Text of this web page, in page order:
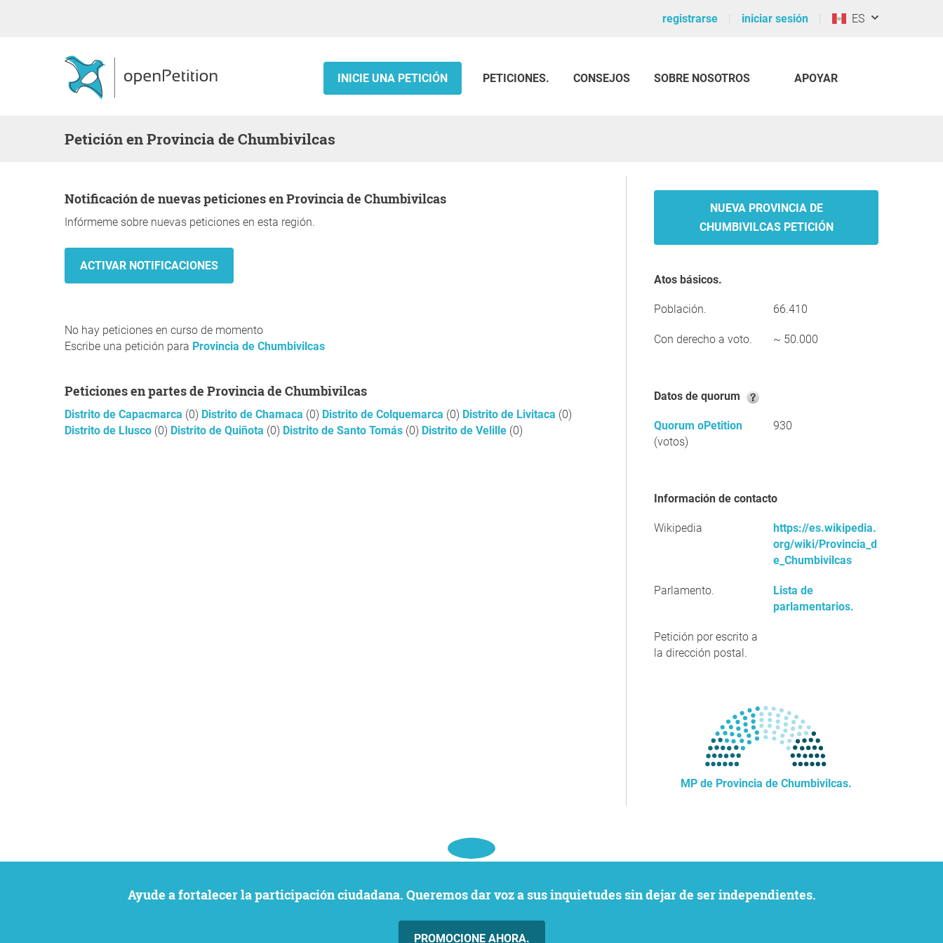
registrarse iniciar sesión ES
INICIE UNA PETICIÓN PETICIONES. CONSEJOS SOBRE NOSOTROS APOYAR
Petición en Provincia de Chumbivilcas
Notificación de nuevas peticiones en Provincia de Chumbivilcas
Infórmeme sobre nuevas peticiones en esta región.
No hay peticiones en curso de momento
Escribe una petición para Provincia de Chumbivilcas
Peticiones en partes de Provincia de Chumbivilcas
Distrito de Capacmarca (0) Distrito de Chamaca (0) Distrito de Colquemarca (0) Distrito de Livitaca (0)
Distrito de Llusco (0) Distrito de Quiñota (0) Distrito de Santo Tomás (0) Distrito de Velille (0)
NUEVA PROVINCIA DE
CHUMBIVILCAS PETICIÓN
Atos básicos.
Población. 66.410
Con derecho a voto. ~ 50.000
Datos de quorum
Quorum oPetition
(votos)
930
Información de contacto
Wikipedia
https://es.wikipedia.
org/wiki/Provincia_d
e_Chumbivilcas
Parlamento.
Lista de
parlamentarios.
Petición por escrito a
la dirección postal.
MP de Provincia de Chumbivilcas.
Ayude a fortalecer la participación ciudadana. Queremos dar voz a sus inquietudes sin dejar de ser independientes.
PROMOCIONE AHORA.